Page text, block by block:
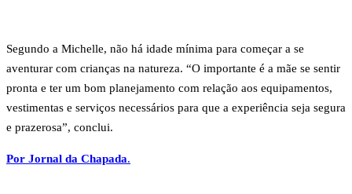
Segundo a Michelle, não há idade mínima para começar a se
aventurar com crianças na natureza. “O importante é a mãe se sentir
pronta e ter um bom planejamento com relação aos equipamentos,
vestimentas e serviços necessários para que a experiência seja segura
e prazerosa”, conclui.
Por Jornal da Chapada.